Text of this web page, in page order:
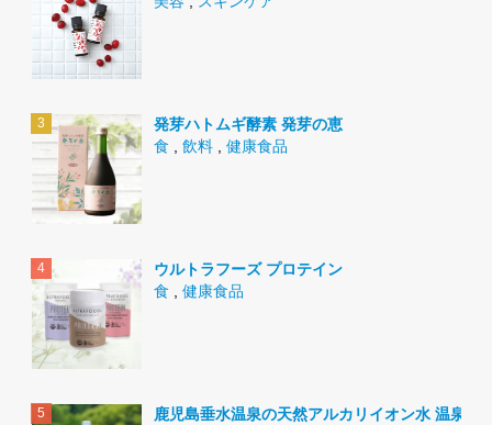
発芽ハトムギ酵素 発芽の恵
食 , 飲料 , 健康食品
ウルトラフーズ プロテイン
食 , 健康食品
鹿児島垂水温泉の天然アルカリイオン水 温泉水